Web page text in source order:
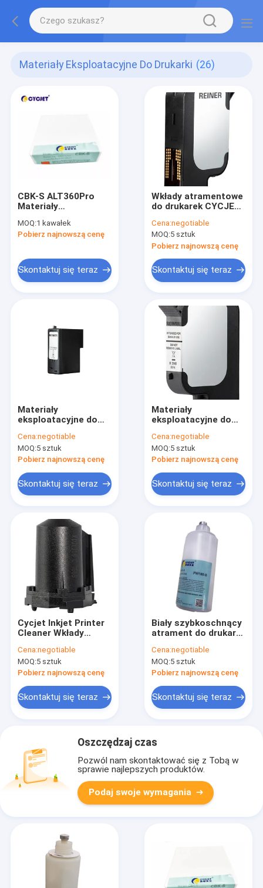
Materiały Eksploatacyjne Do Drukarki (26)
CBK-S ALT360Pro
Materiały
drukarek z czarnym
atramentem na bazie
MOQ:1 kawałek
Pobierz najnowszą cenę
Skontaktuj się teraz
Wkłady atramentowe
do drukarek CYCJET
środek do
czyszczenia głowic
atramentowych
Cena:negotiable
MOQ:5 sztuk
Pobierz najnowszą cenę
Skontaktuj się teraz
Materiały
eksploatacyjne do
atramentowych
Stempel ręczny 970
940 Model
Cena:negotiable
MOQ:5 sztuk
Pobierz najnowszą cenę
Skontaktuj się teraz
Materiały
eksploatacyjne do
metalowym szkłem
P5-MP4-BK Reiner
Jet Inkjet Printing
Cena:negotiable
MOQ:5 sztuk
Pobierz najnowszą cenę
Skontaktuj się teraz
Cycjet Inkjet Printer
Cleaner Wkłady
990 Mały znaczek
ręczny
Cena:negotiable
MOQ:5 sztuk
Pobierz najnowszą cenę
Skontaktuj się teraz
Biały szybkoschnący
atrament do drukarki
ALT160 Plus ALT260
Plus Cycjet
Cena:negotiable
MOQ:5 sztuk
Pobierz najnowszą cenę
Skontaktuj się teraz
Oszczędzaj czas
Pozwól nam skontaktować się z Tobą w
sprawie najlepszych produktów.
Podaj swoje wymagania